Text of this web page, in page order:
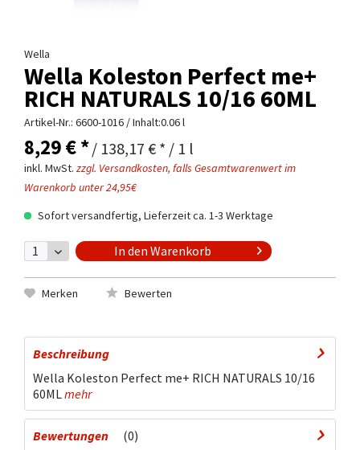
Wella
Wella Koleston Perfect me+
RICH NATURALS 10/16 60ML
Artikel-Nr.: 6600-1016 / Inhalt:0.06 l
8,29 € */ 138,17 € * / 1 l
inkl. MwSt. zzgl. Versandkosten, falls Gesamtwarenwert im
Warenkorb unter 24,95€
Sofort versandfertig, Lieferzeit ca. 1-3 Werktage
In den Warenkorb
Merken Bewerten
Beschreibung
Wella Koleston Perfect me+ RICH NATURALS 10/16
60ML mehr
Bewertungen
0